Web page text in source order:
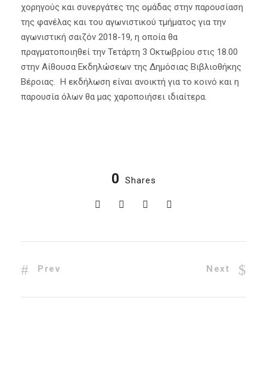
χορηγούς και συνεργάτες της ομάδας στην παρουσίαση
της φανέλας και του αγωνιστικού τμήματος για την
αγωνιστική σαιζόν 2018-19, η οποία θα
πραγματοποιηθεί την Τετάρτη 3 Οκτωβρίου στις 18.00
στην Αίθουσα Εκδηλώσεων της Δημόσιας Βιβλιοθήκης
Βέροιας. Η εκδήλωση είναι ανοικτή για το κοινό και η
παρουσία όλων θα μας χαροποιήσει ιδιαίτερα.
0 Shares
Prev Next